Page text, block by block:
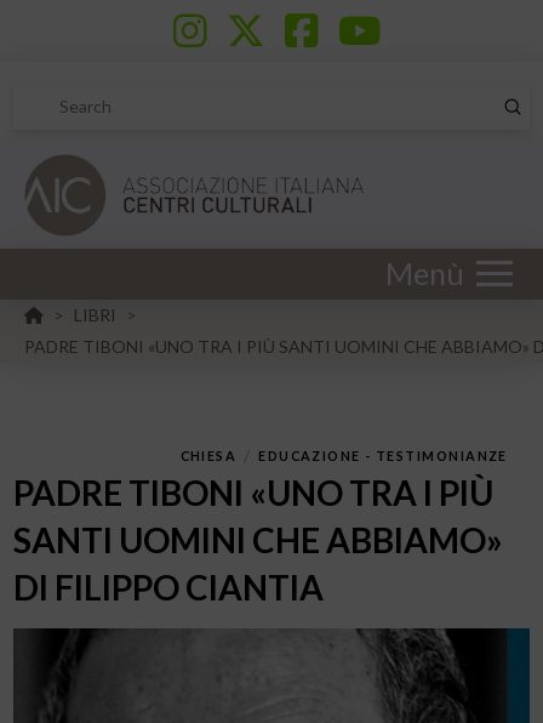
Search
Menù
HOME
> LIBRI
>
PADRE TIBONI «UNO TRA I PIÙ SANTI UOMINI CHE ABBIAMO»
CHIESA EDUCAZIONE - TESTIMONIANZE
PADRE TIBONI «UNO TRA I PIÙ
SANTI UOMINI CHE ABBIAMO»
DI FILIPPO CIANTIA